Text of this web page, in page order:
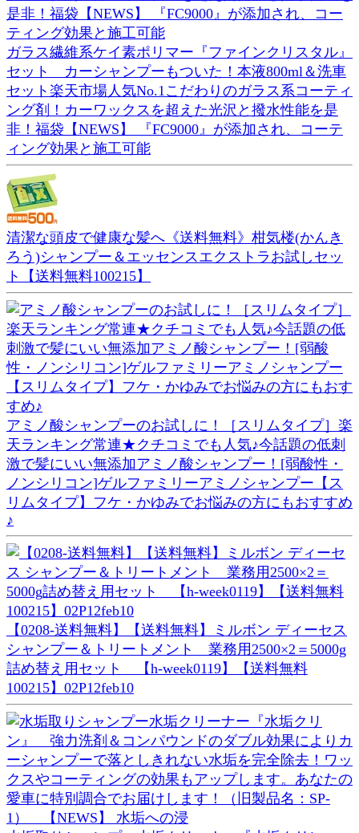
ガラス繊維系ケイ素ポリマー『ファインクリスタル』
セット カーシャンプーもついた！本液800ml＆洗車
セット楽天市場人気No.1こだわりのガラス系コーティ
ング剤！カーワックスを超えた光沢と撥水性能を是
非！福袋【NEWS】 『FC9000』が添加され、コーテ
ィング効果と施工可能
清潔な頭皮で健康な髪へ《送料無料》柑気楼(かんき
ろう)シャンプー＆エッセンスエクストラお試しセッ
ト【送料無料100215】
アミノ酸シャンプーのお試しに！［スリムタイプ］楽
天ランキング常連★クチコミでも人気♪今話題の低刺
激で髪にいい無添加アミノ酸シャンプー！[弱酸性・
ノンシリコン]ゲルファミリーアミノシャンプー【ス
リムタイプ】フケ・かゆみでお悩みの方にもおすすめ
♪
【0208-送料無料】【送料無料】ミルボン ディーセス
シャンプー＆トリートメント 業務用2500×2＝5000g
詰め替え用セット 【h-week0119】【送料無料
100215】02P12feb10